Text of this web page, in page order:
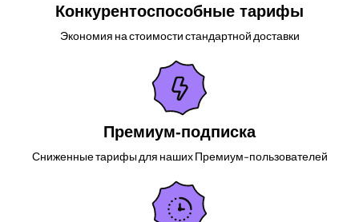
Конкурентоспособные тарифы
Экономия на стоимости стандартной доставки
Премиум-подписка
Сниженные тарифы для наших Премиум-пользователей